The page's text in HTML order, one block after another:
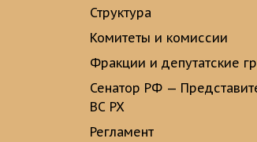
Структура
Комитеты и комиссии
Фракции и депутатские
Сенатор РФ —
ВС РХ
Регламент